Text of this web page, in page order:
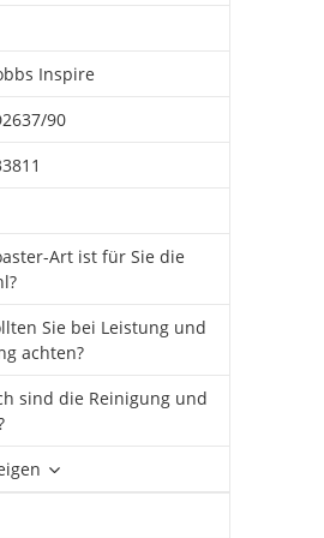
Inspire
90
Art ist für Sie die
Sie bei Leistung und
achten?
sind die Reinigung und